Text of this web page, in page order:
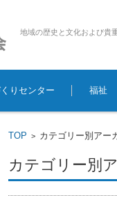
地域の歴史と文化および貴
りセンター 福祉
TOP > カテゴリー別アー
カテゴリー別